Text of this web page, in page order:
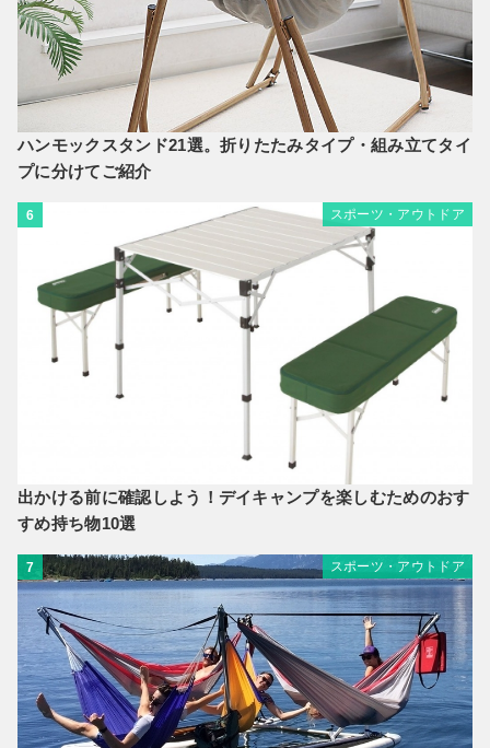
ハンモックスタンド21選。折りたたみタイプ・組み立てタイ
プに分けてご紹介
6 スポーツ・アウトドア
出かける前に確認しよう！デイキャンプを楽しむためのおす
すめ持ち物10選
7 スポーツ・アウトドア